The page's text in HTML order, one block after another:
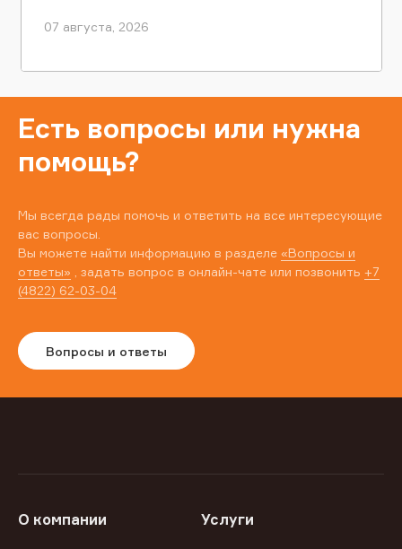
07 августа, 2026
Есть вопросы или нужна
помощь?
Мы всегда рады помочь и ответить на все интересующие
вас вопросы.
Вы можете найти информацию в разделе «Вопросы и
ответы» , задать вопрос в онлайн-чате или позвонить +7
(4822) 62-03-04
Вопросы и ответы
О компании Услуги